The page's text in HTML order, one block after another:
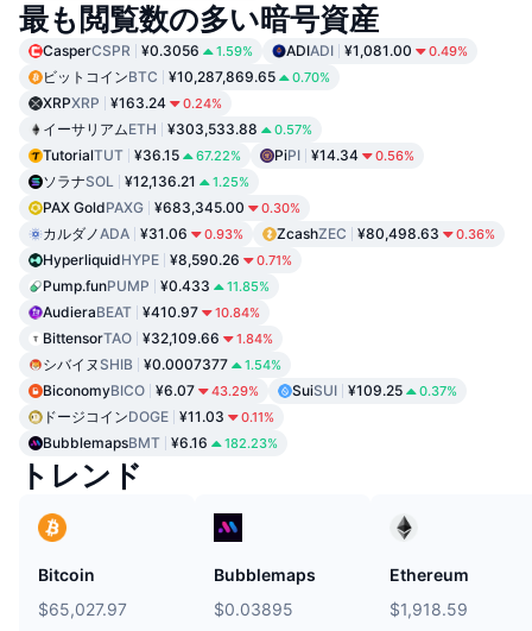
最も閲覧数の多い暗号資産
CasperCSPR ¥0.3056 1.59% ADIADI ¥1,081.00 0.49%
ビットコインBTC ¥10,287,869.65 0.70%
XRPXRP ¥163.24 0.24%
イーサリアムETH ¥303,533.88 0.57%
TutorialTUT ¥36.15 67.22% PiPI ¥14.34 0.56%
ソラナSOL ¥12,136.21 1.25%
PAX GoldPAXG ¥683,345.00 0.30%
カルダノADA ¥31.06 0.93% ZcashZEC ¥80,498.63 0.36%
HyperliquidHYPE ¥8,590.26 0.71%
Pump.funPUMP ¥0.433 11.85%
AudieraBEAT ¥410.97 10.84%
BittensorTAO ¥32,109.66 1.84%
シバイヌ SHIB ¥0.0007377 1.54%
BiconomyBICO ¥6.07 43.29% SuiSUI ¥109.25 0.37%
ドージコインDOGE ¥11.03 0.11%
BubblemapsBMT ¥6.16 182.23%
トレンド
Bitcoin
$65,027.97
Bubblemaps
$0.03895
Ethereum
$1,918.59